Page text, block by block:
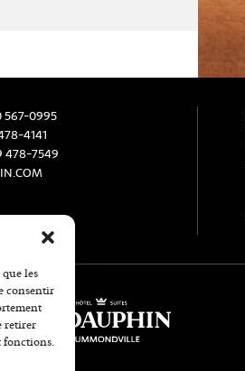
les
consentir
retirer
fonctions.
567-0995
4141
478-7549